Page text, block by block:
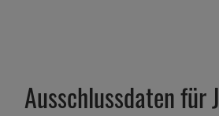
Ausschlussdaten für